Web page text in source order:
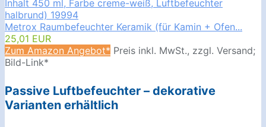
Metrox Raumbefeuchter Keramik (für Kamin + Ofen...
25,01 EUR
Zum Amazon Angebot* Preis inkl. MwSt., zzgl. Versand;
Bild-Link*
Passive Luftbefeuchter – dekorative
Varianten erhältlich